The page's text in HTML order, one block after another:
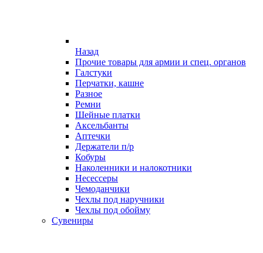
Назад
Прочие товары для армии и спец. органов
Галстуки
Перчатки, кашне
Разное
Ремни
Шейные платки
Аксельбанты
Аптечки
Держатели п/р
Кобуры
Наколенники и налокотники
Несессеры
Чемоданчики
Чехлы под наручники
Чехлы под обойму
Сувениры